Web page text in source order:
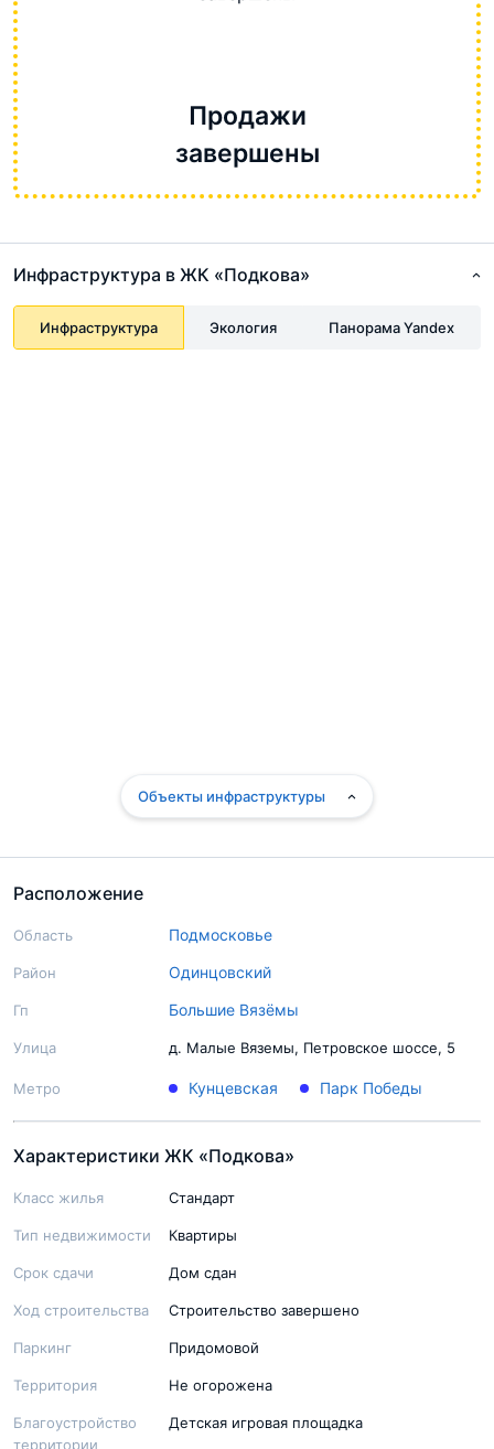
Продажи
завершены
Расположение
Область Подмосковье
Район Одинцовский
Гп Большие Вязёмы
Улица д. Малые Вяземы, Петровское шоссе, 5
Метро Кунцевская Парк Победы
Характеристики ЖК «Подкова»
Класс жилья Стандарт
Тип недвижимости Квартиры
Срок сдачи Дом сдан
Ход строительства Строительство завершено
Паркинг Придомовой
Территория Не огорожена
Благоустройство
территории
Детская игровая площадка
Инфраструктура в ЖК «Подкова»
Инфраструктура Экология Панорама Yandex
Объекты инфраструктуры